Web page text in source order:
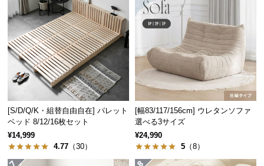
送
に
つ
い
て
開
梱
設
置
サ
[S/D/Q/K・組替自由自在] パレット
ベッド 8/12/16枚セット
¥14,999
4.77 （30）
[幅83/117/156cm] ウレタンソファ
選べる3サイズ
¥24,990
5 （8）